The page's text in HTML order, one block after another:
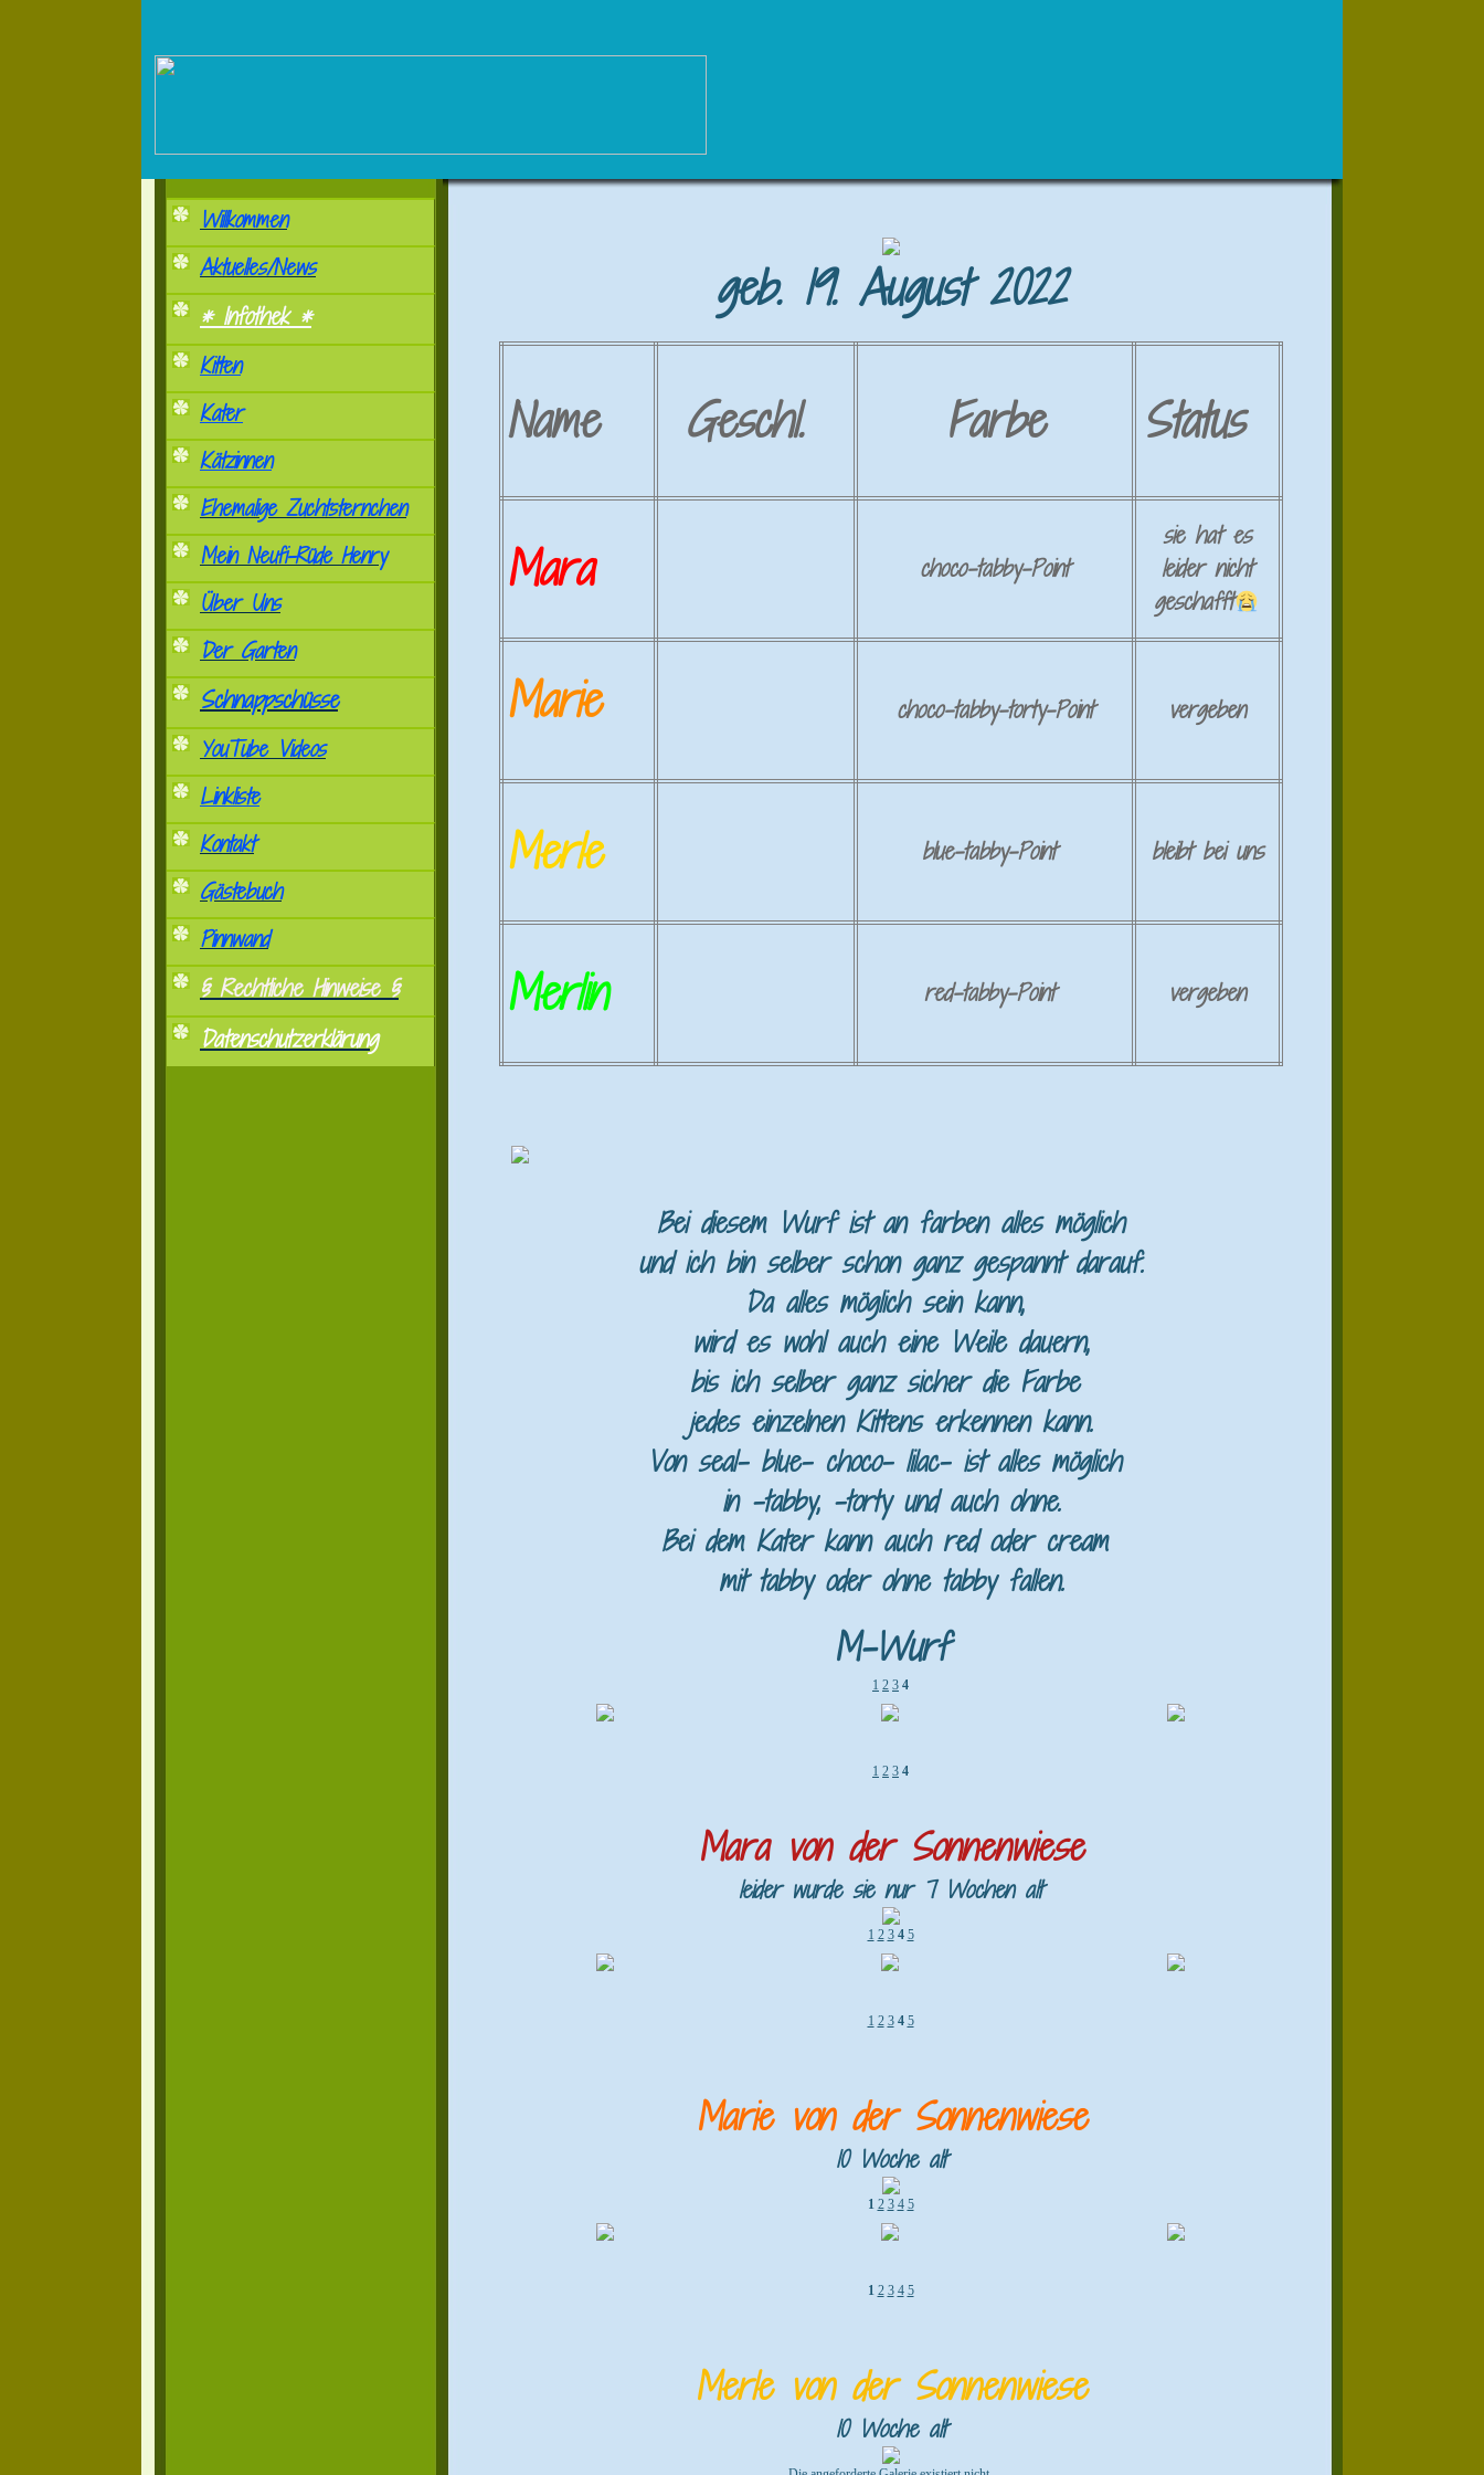
Willkommen
Aktuelles/News
* Infothek *
Kitten
Kater
Kätzinnen
Ehemalige Zuchtsternchen
Mein Neufi-Rüde Henry
Über Uns
Der Garten
Schnappschüsse
YouTube Videos
Linkliste
Kontakt
Gästebuch
Pinnwand
§ Rechtliche Hinweise §
Datenschutzerklärung
geb. 19. August 2022
Name Geschl. Farbe Status
Mara choco-tabby-Point
sie hat es
leider nicht
geschafft
Marie choco-tabby-torty-Point vergeben
Merle blue-tabby-Point bleibt bei uns
Merlin red-tabby-Point vergeben
Bei diesem Wurf ist an farben alles möglich
und ich bin selber schon ganz gespannt darauf.
Da alles möglich sein kann,
wird es wohl auch eine Weile dauern,
bis ich selber ganz sicher die Farbe
jedes einzelnen Kittens erkennen kann.
Von seal- blue- choco- lilac- ist alles möglich
in -tabby, -torty und auch ohne.
Bei dem Kater kann auch red oder cream
mit tabby oder ohne tabby fallen.
M-Wurf
1 2 3 4
1 2 3 4
Mara von der Sonnenwiese
leider wurde sie nur 7 Wochen alt
1 2 3 4 5
1 2 3 4 5
Marie von der Sonnenwiese
10 Woche alt
1 2 3 4 5
1 2 3 4 5
Merle von der Sonnenwiese
10 Woche alt